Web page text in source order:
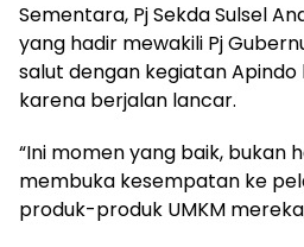
Sementara, Pj Sekda Sulsel
yang hadir mewakili Pj
salut dengan kegiatan
karena berjalan lancar.
“Ini momen yang baik, bukan
membuka kesempatan ke
produk-produk UMKM